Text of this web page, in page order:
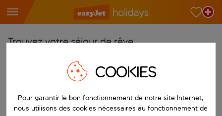
Trouvez votre séjour de rêve
Commencez à taper pour la saisie automatique. Lorsque les
Choisissez votre aéroport
Choisissez votre destination
Vers
COOKIES
Pour garantir le bon fonctionnement de notre site Internet,
nous utilisons des cookies nécessaires au fonctionnement de